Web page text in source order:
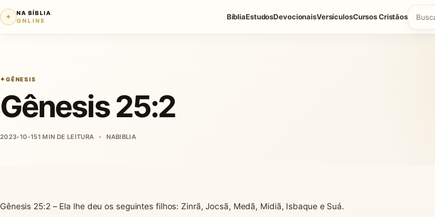
✦
NA BÍBLIA
ONLINE
BíbliaEstudosDevocionaisVersículosCursos Cristãos
GÊNESIS
Gênesis 25:2
2023-10-151 MIN DE LEITURA NABIBLIA
Gênesis 25:2 – Ela lhe deu os seguintes filhos: Zinrã, Jocsã, Medã, Midiã, Isbaque e Suá.